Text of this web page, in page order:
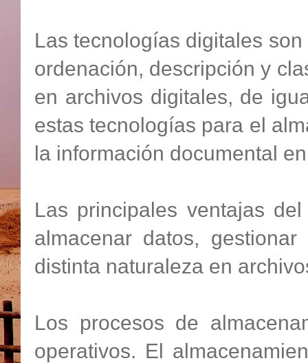
Las tecnologías digitales
ordenación, descripción y
en archivos digitales, de
estas tecnologías para el
la información documental
Las principales ventajas
almacenar datos,
distinta naturaleza en
Los procesos de
operativos. El